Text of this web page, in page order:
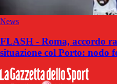
News
FLASH - Roma, accordo
situazione col Porto: nodo